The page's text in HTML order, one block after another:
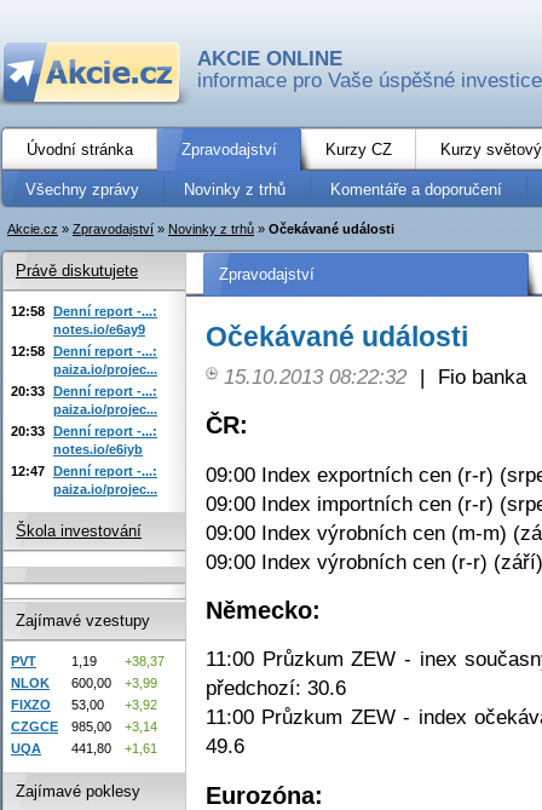
AKCIE ONLINE
informace pro Vaše úspěšné investice
Úvodní stránka Zpravodajství Kurzy CZ Kurzy
Všechny zprávy Novinky z trhů Komentáře a doporučení
Akcie.cz » Zpravodajství » Novinky z trhů » Očekávané události
Zpravodajství
Očekávané události
15.10.2013 08:22:32 | Fio banka
ČR:
09:00 Index exportních cen (r-r)
09:00 Index importních cen (r-r)
09:00 Index výrobních cen (m-m)
09:00 Index výrobních cen (r-r)
Německo:
11:00 Průzkum ZEW - inex
předchozí: 30.6
11:00 Průzkum ZEW - index
49.6
Eurozóna:
Právě diskutujete
12:58 Denní report -...:
notes.io/e6ay9
12:58 Denní report -...:
paiza.io/projec...
20:33 Denní report -...:
paiza.io/projec...
20:33 Denní report -...:
notes.io/e6iyb
12:47 Denní report -...:
paiza.io/projec...
Škola investování
Zajímavé vzestupy
PVT 1,19
+38,37
NLOK
600,00
+3,99
FIXZO
53,00
+3,92
CZGCE
985,00
+3,14
UQA
441,80 +1,61
Zajímavé poklesy